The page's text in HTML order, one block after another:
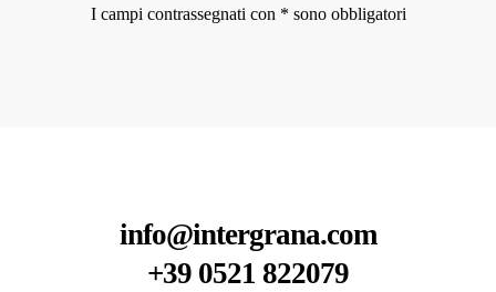
I campi contrassegnati con * sono obbligatori
info@intergrana.com
+39 0521 822079